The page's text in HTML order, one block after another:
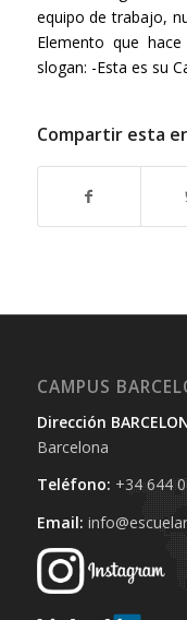
equipo de trabajo,
Elemento que
slogan: -Esta es su
Compartir esta
CAMPUS
Dirección
Barcelona
Teléfono: +34 644
Email: